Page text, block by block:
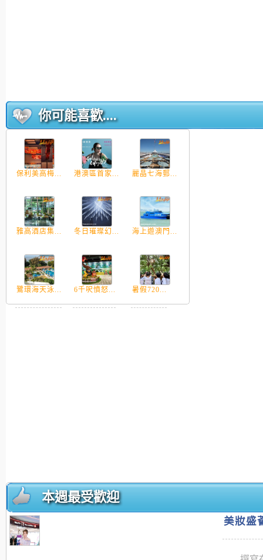
你可能喜歡....
保利美高梅... 港澳區首家... 麗晶七海郵...
雅高酒店集... 冬日璀璨幻... 海上遊澳門...
鷺環海天泳... 6千呎憤怒... 暑假720...
本週最受歡迎
美妝盛